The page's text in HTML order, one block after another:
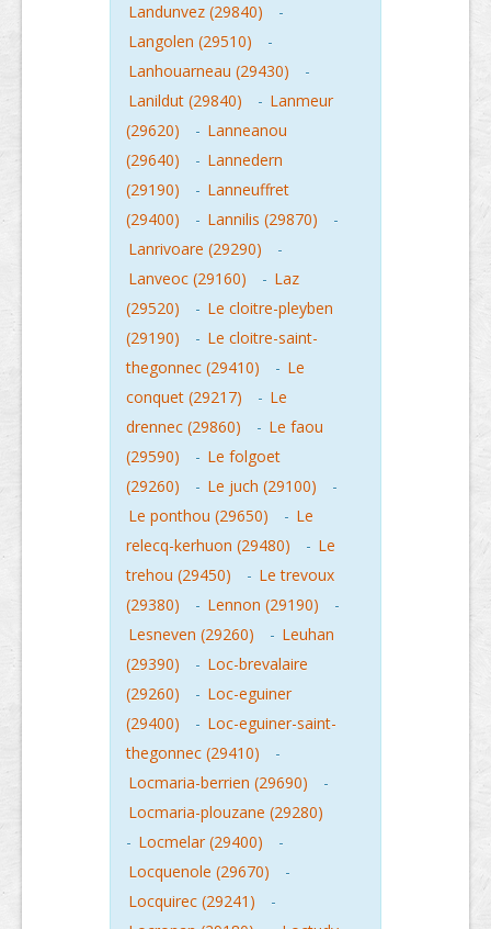
Landunvez (29840)
-
Langolen (29510)
-
Lanhouarneau (29430)
-
Lanildut (29840)
- Lanmeur
(29620)
- Lanneanou
(29640)
- Lannedern
(29190)
- Lanneuffret
(29400)
- Lannilis (29870)
-
Lanrivoare (29290)
-
Lanveoc (29160)
- Laz
(29520)
- Le cloitre-pleyben
(29190)
- Le cloitre-saint-
thegonnec (29410)
- Le
conquet (29217)
- Le
drennec (29860)
- Le faou
(29590)
- Le folgoet
(29260)
- Le juch (29100)
-
Le ponthou (29650)
- Le
relecq-kerhuon (29480)
- Le
trehou (29450)
- Le trevoux
(29380)
- Lennon (29190)
-
Lesneven (29260)
- Leuhan
(29390)
- Loc-brevalaire
(29260)
- Loc-eguiner
(29400)
- Loc-eguiner-saint-
thegonnec (29410)
-
Locmaria-berrien (29690)
-
Locmaria-plouzane (29280)
- Locmelar (29400)
-
Locquenole (29670)
-
Locquirec (29241)
-